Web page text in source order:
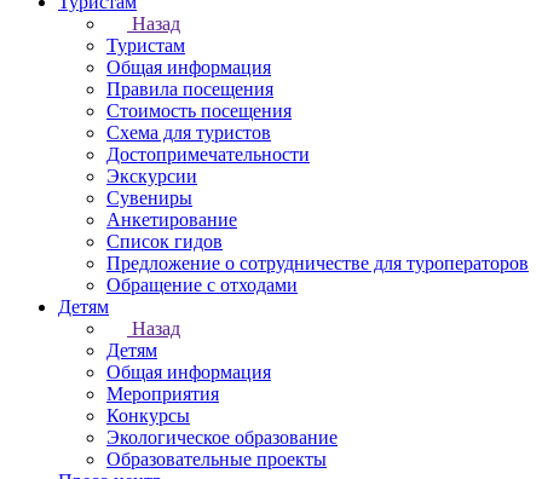
Назад
Туристам
Общая информация
Правила посещения
Стоимость посещения
Схема для туристов
Достопримечательности
Экскурсии
Сувениры
Анкетирование
Список гидов
Предложение о сотрудничестве для туроператоров
Обращение с отходами
Детям
Назад
Детям
Общая информация
Мероприятия
Конкурсы
Экологическое образование
Образовательные проекты